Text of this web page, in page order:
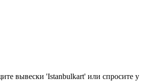
вывески 'Istanbulkart' или спросите у